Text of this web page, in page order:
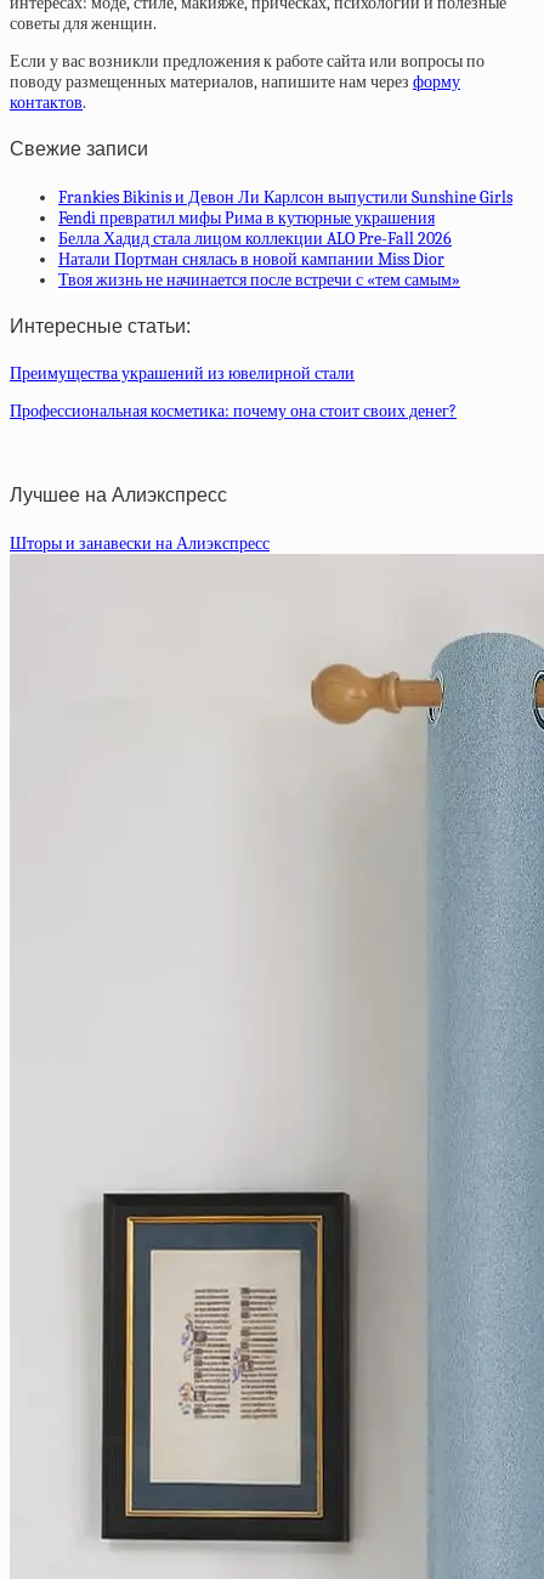
советы для женщин.
Если у вас возникли предложения к работе сайта или вопросы по
поводу размещенных материалов, напишите нам через форму
контактов.
Свежие записи
Frankies Bikinis и Девон Ли Карлсон выпустили Sunshine Girls
Fendi превратил мифы Рима в кутюрные украшения
Белла Хадид стала лицом коллекции ALO Pre-Fall 2026
Натали Портман снялась в новой кампании Miss Dior
Твоя жизнь не начинается после встречи с «тем самым»
Интересные статьи:
Преимущества украшений из ювелирной стали
Профессиональная косметика: почему она стоит своих денег?
Лучшее на Алиэкспресс
Шторы и занавески на Алиэкспресс